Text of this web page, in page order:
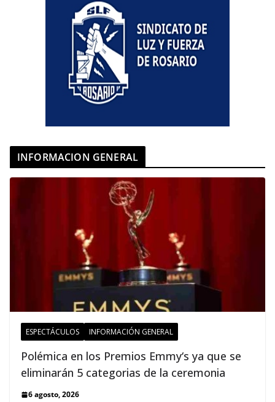
INFORMACION GENERAL
ESPECTÁCULOS INFORMACIÓN GENERAL
Polémica en los Premios Emmy‘s ya que se
eliminarán 5 categorias de la ceremonia
6 agosto, 2026